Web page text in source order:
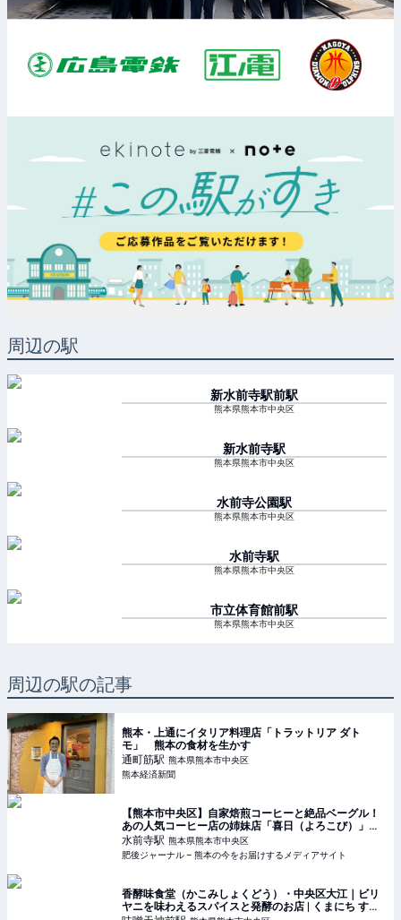
周辺の駅
新水前寺駅前駅
熊本県熊本市中央区
新水前寺駅
熊本県熊本市中央区
水前寺公園駅
熊本県熊本市中央区
水前寺駅
熊本県熊本市中央区
市立体育館前駅
熊本県熊本市中央区
周辺の駅の記事
熊本・上通にイタリア料理店「トラットリア ダト
モ」 熊本の食材を生かす
通町筋駅 熊本県熊本市中央区
熊本経済新聞
【熊本市中央区】自家焙煎コーヒーと絶品ベーグル！
あの人気コーヒー店の姉妹店「喜日（よろこび）」が3
月21日オープン【開店情報】 | 肥後ジャーナル – 熊本
の今をお届けするメディアサイト
水前寺駅 熊本県熊本市中央区
肥後ジャーナル – 熊本の今をお届けするメディアサイト
香酵味食堂（かこみしょくどう）・中央区大江｜ビリ
ヤニを味わえるスパイスと発酵のお店 | くまにち すぱ